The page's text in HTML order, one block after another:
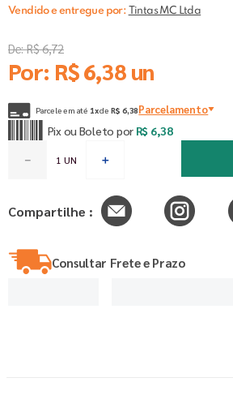
Vendido e entregue por: Tintas MC Ltda
De:R$6,72
Por: R$6,38un
Parcele em até 1xde R$ 6,38Parcelamento
Pix ou Boleto por R$ 6,38
＋
－
Compartilhe :
Consultar Frete e Prazo